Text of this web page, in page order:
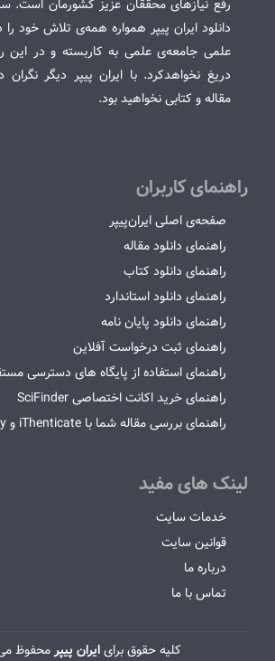
رفع نیازهای محققان عزیز کشورمان است.
دانلود ایران پیپر همواره همه‌ی تلاش خود را
علمی جامعه‌ی علمی به کاربسته و در این
دریغ نخواهدکرد. با ایران پیپر دیگر
مقاله و کتابی نخواهید بود.
راهنمای کاربران
صفحه‌ی اصلی ایران‌پیپر
راهنمای دانلود مقاله
راهنمای دانلود کتاب
راهنمای دانلود استاندارد
راهنمای دانلود پایان نامه
راهنمای ثبت درخواست آفلاین
راهنمای استفاده از پایگاه های دسترسی
راهنمای خرید اکانت اختصاصی SciFinder
راهنمای بررسی مقاله شما با iThenticate و Grammerly
لینک های مفید
خدمات سایت
قوانین سایت
درباره ما
تماس با ما
کلیه حقوق برایایران پیپرمحفوظ